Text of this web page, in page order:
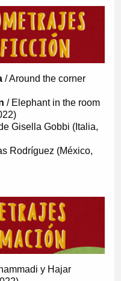
/ Around the corner
/ Elephant in the room
Gisella Gobbi (Italia,
Rodríguez (México,
y Hajar